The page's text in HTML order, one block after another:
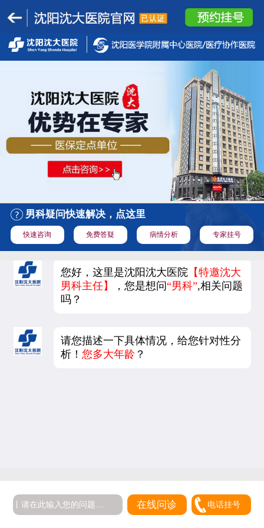
男科疑问快速解决，点这里
快速咨询 免费答疑 病情分析 专家挂号
您好，这里是沈阳沈大医院 【特邀沈大
男科主任】
，您是想问“男科”,相关问题
吗？
请您描述一下具体情况，给您针对性分
析！您多大年龄 ？
在线问诊 电话挂号